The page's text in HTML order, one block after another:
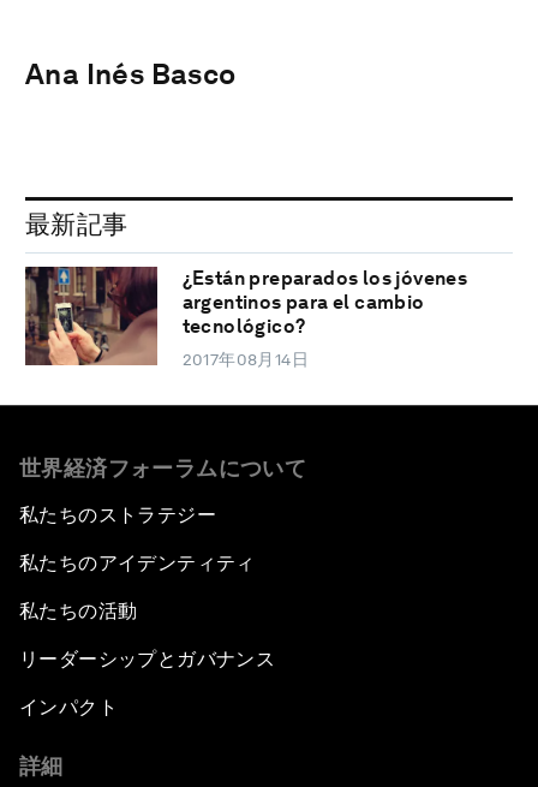
Ana Inés Basco
最新記事
¿Están preparados los jóvenes
argentinos para el cambio
tecnológico?
2017年08月14日
世界経済フォーラムについて
私たちのストラテジー
私たちのアイデンティティ
私たちの活動
リーダーシップとガバナンス
インパクト
詳細